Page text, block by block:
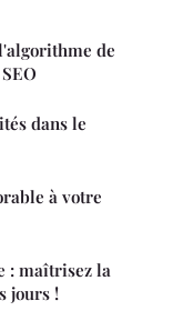
de
dans le
à votre
: maîtrisez la
jours !